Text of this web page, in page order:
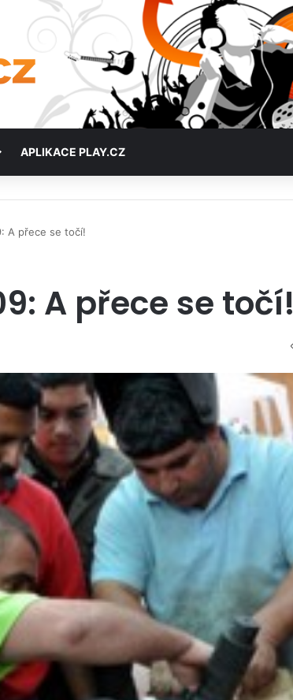
APLIKACE PLAY.CZ
A přece se točí!
A přece se točí!